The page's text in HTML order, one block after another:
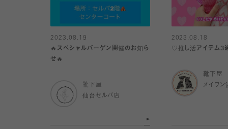
2023.08.19
🔥スペシャルバーゲン開催のお知ら
せ🔥
靴下屋
仙台セルバ店
2023.08.18
♡推し活アイテム
靴下屋
メイワ